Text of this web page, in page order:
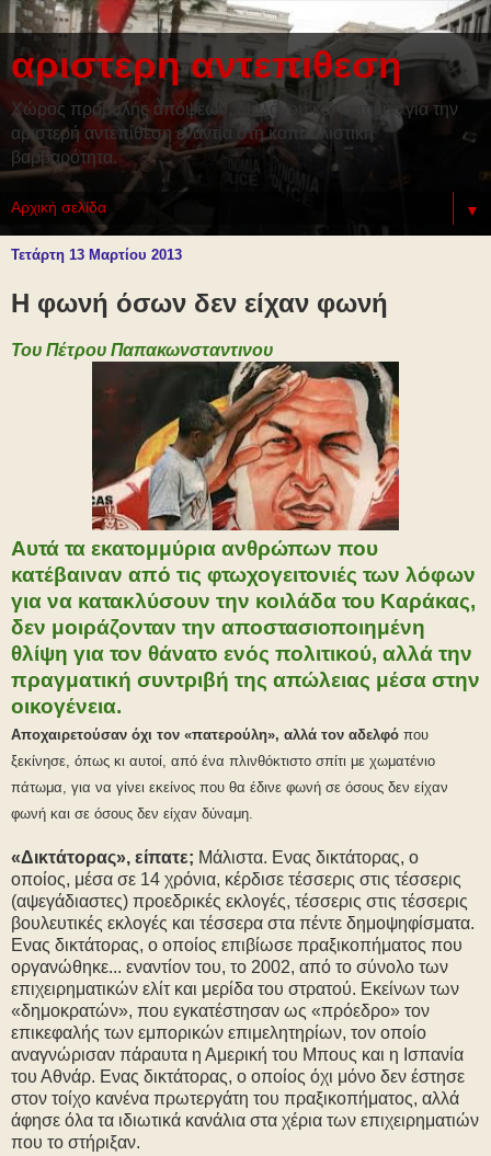
αριστερη αντεπιθεση
Χώρος προβολής απόψεων, διαλόγου και κριτικής για την
αριστερή αντεπίθεση ενάντια στη καπιταλιστική
βαρβαρότητα.
▼
Τετάρτη 13 Μαρτίου 2013
Η φωνή όσων δεν είχαν φωνή
Του Πέτρου Παπακωνσταντινου
Αυτά τα εκατομμύρια ανθρώπων που
κατέβαιναν από τις φτωχογειτονιές των λόφων
για να κατακλύσουν την κοιλάδα του Καράκας,
δεν μοιράζονταν την αποστασιοποιημένη
θλίψη για τον θάνατο ενός πολιτικού, αλλά την
πραγματική συντριβή της απώλειας μέσα στην
οικογένεια.
Αποχαιρετούσαν όχι τον «πατερούλη», αλλά τον αδελφό που
ξεκίνησε, όπως κι αυτοί, από ένα πλινθόκτιστο σπίτι με χωματένιο
πάτωμα, για να γίνει εκείνος που θα έδινε φωνή σε όσους δεν είχαν
φωνή και σε όσους δεν είχαν δύναμη.
«Δικτάτορας», είπατε; Μάλιστα. Ενας δικτάτορας, ο
οποίος, μέσα σε 14 χρόνια, κέρδισε τέσσερις στις τέσσερις
(αψεγάδιαστες) προεδρικές εκλογές, τέσσερις στις τέσσερις
βουλευτικές εκλογές και τέσσερα στα πέντε δημοψηφίσματα.
Ενας δικτάτορας, ο οποίος επιβίωσε πραξικοπήματος που
οργανώθηκε... εναντίον του, το 2002, από το σύνολο των
επιχειρηματικών ελίτ και μερίδα του στρατού. Εκείνων των
«δημοκρατών», που εγκατέστησαν ως «πρόεδρο» τον
επικεφαλής των εμπορικών επιμελητηρίων, τον οποίο
αναγνώρισαν πάραυτα η Αμερική του Μπους και η Ισπανία
του Αθνάρ. Ενας δικτάτορας, ο οποίος όχι μόνο δεν έστησε
στον τοίχο κανένα πρωτεργάτη του πραξικοπήματος, αλλά
άφησε όλα τα ιδιωτικά κανάλια στα χέρια των επιχειρηματιών
που το στήριξαν.